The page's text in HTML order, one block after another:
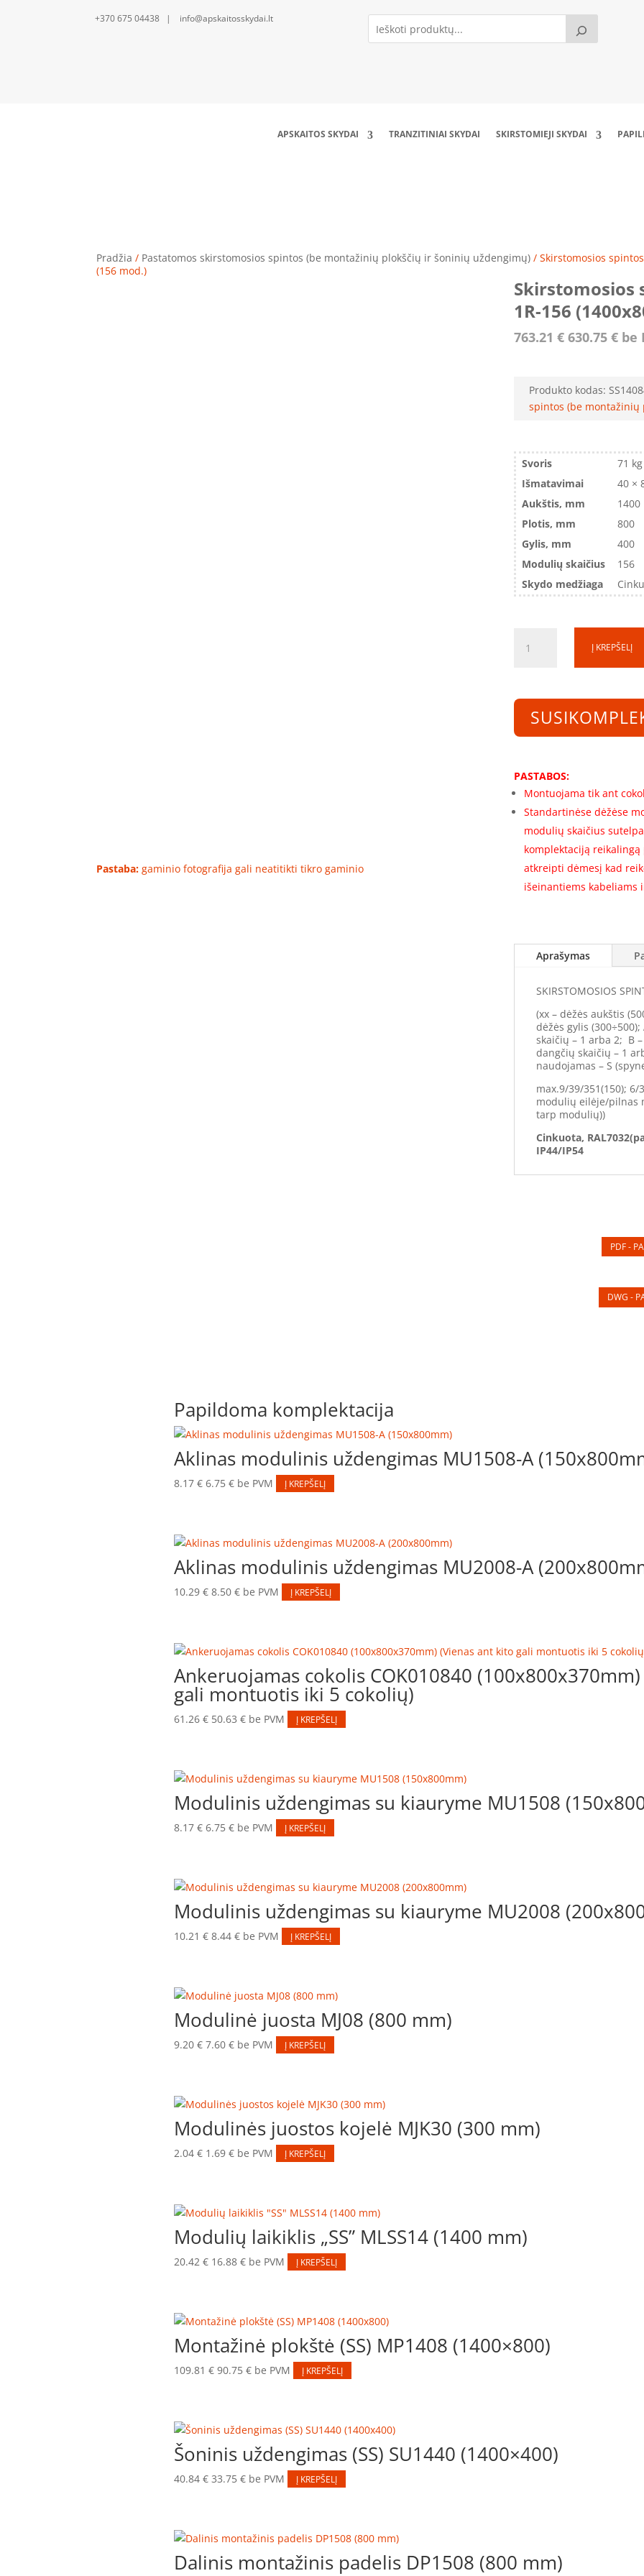
+370 675 04438 | info@apskaitosskydai.lt
APSKAITOS SKYDAI TRANZITINIAI SKYDAI SKIRSTOMIEJI SKYDAI
Pradžia / Pastatomos skirstomosios spintos (be montažinių plokščių ir šoninių uždengimų) / Skirstomosios
(156 mod.)
Pastaba: gaminio fotografija gali neatitikti tikro gaminio
Skirstomosios
1R-156
763.21 € 630.75 €be
Produkto kodas:
spintos (be
Svoris
71 kg
Išmatavimai
40 ×
Aukštis, mm
1400
Plotis, mm
800
Gylis, mm
400
Modulių skaičius
156
Skydo medžiaga
kiekis:
Skirstomosios
rėmas
SS140840-
1-
(1400x800x400)
(156
mod.)
Į KREPŠELĮ
PASTABOS:
Montuojama tik ant
Standartinėse dėžėse
modulių skaičius
komplektaciją
atkreipti dėmesį kad
išeinantiems kabeliams
Aprašymas
SKIRSTOMOSIOS
(xx – dėžės aukštis
dėžės gylis
skaičių – 1 arba 2; B
dangčių skaičių – 1
naudojamas – S
max.9/39/351(150);
modulių eilėje/pilnas
tarp modulių))
Cinkuota,
IP44/IP54
PDF -
DWG -
Papildoma komplektacija
Aklinas modulinis uždengimas MU1508-A
8.17 € 6.75 €be PVM Į KREPŠELĮ
Aklinas modulinis uždengimas MU2008-A
10.29 € 8.50 €be PVM Į KREPŠELĮ
Ankeruojamas cokolis COK010840
gali montuotis iki 5 cokolių)
61.26 € 50.63 €be PVM Į KREPŠELĮ
Modulinis uždengimas su kiauryme MU1508
8.17 € 6.75 €be PVM Į KREPŠELĮ
Modulinis uždengimas su kiauryme MU2008
10.21 € 8.44 €be PVM Į KREPŠELĮ
Modulinė juosta MJ08 (800 mm)
9.20 € 7.60 €be PVM Į KREPŠELĮ
Modulinės juostos kojelė MJK30 (300 mm)
2.04 € 1.69 €be PVM Į KREPŠELĮ
Modulių laikiklis „SS” MLSS14 (1400 mm)
20.42 € 16.88 €be PVM Į KREPŠELĮ
Montažinė plokštė (SS) MP1408 (1400×800)
109.81 € 90.75 €be PVM Į KREPŠELĮ
Šoninis uždengimas (SS) SU1440 (1400×400)
40.84 € 33.75 €be PVM Į KREPŠELĮ
Dalinis montažinis padelis DP1508 (800 mm)